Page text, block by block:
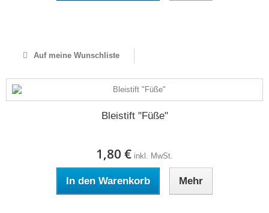
Auf meine Wunschliste
Bleistift "Füße"
1,80 € inkl. MwSt.
In den Warenkorb Mehr